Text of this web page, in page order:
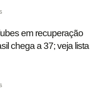
em recuperação
chega a 37; veja lista